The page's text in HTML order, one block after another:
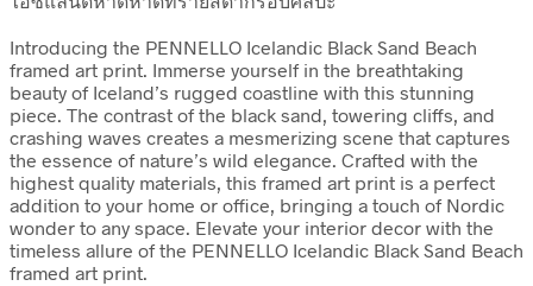
Introducing the PENNELLO Icelandic Black Sand Beach
framed art print. Immerse yourself in the breathtaking
beauty of Iceland’s rugged coastline with this stunning
piece. The contrast of the black sand, towering cliffs, and
crashing waves creates a mesmerizing scene that captures
the essence of nature’s wild elegance. Crafted with the
highest quality materials, this framed art print is a perfect
addition to your home or office, bringing a touch of Nordic
wonder to any space. Elevate your interior decor with the
timeless allure of the PENNELLO Icelandic Black Sand Beach
framed art print.